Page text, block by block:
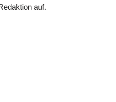
auf.